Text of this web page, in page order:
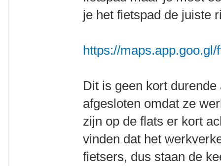
je het fietspad de juiste
https://
Dit is geen kort
afgesloten omdat ze
zijn op de flats er kort
vinden dat het
fietsers, dus staan de